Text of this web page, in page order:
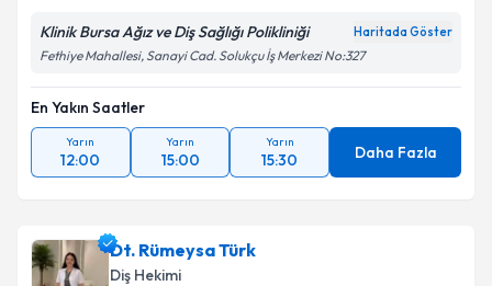
Klinik Bursa Ağız ve Diş Sağlığı Polikliniği Haritada Göster
Fethiye Mahallesi, Sanayi Cad. Solukçu İş Merkezi No:327
En Yakın Saatler
Yarın
12:00
Yarın
15:00
Yarın
15:30 Daha Fazla
Dt. Rümeysa Türk
Diş Hekimi